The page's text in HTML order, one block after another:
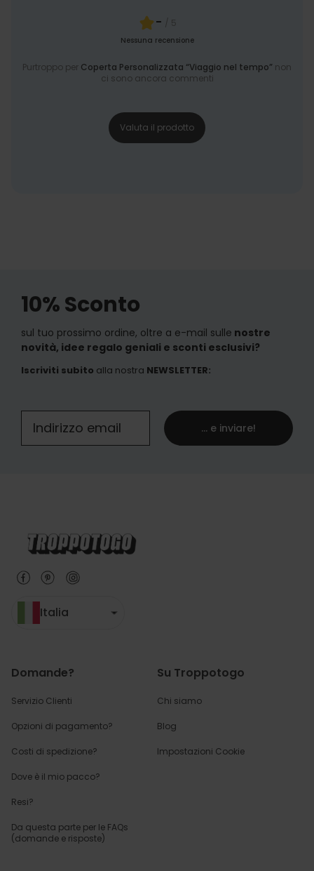
- / 5
Nessuna recensione
Purtroppo per Coperta Personalizzata “Viaggio nel tempo” non
ci sono ancora commenti
Valuta il prodotto
10% Sconto
sul tuo prossimo ordine, oltre a e-mail sulle nostre
novità, idee regalo geniali e sconti esclusivi?
Iscriviti subito alla nostra NEWSLETTER:
... e inviare!
Italia
Domande?
Servizio Clienti
Opzioni di pagamento?
Costi di spedizione?
Dove è il mio pacco?
Resi?
Da questa parte per le FAQs
(domande e risposte)
Su Troppotogo
Chi siamo
Blog
Impostazioni Cookie